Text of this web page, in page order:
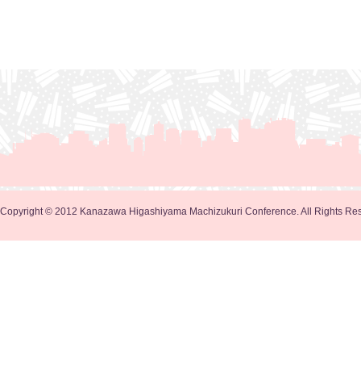
Copyright © 2012 Kanazawa Higashiyama Machizukuri Conference. All Rights